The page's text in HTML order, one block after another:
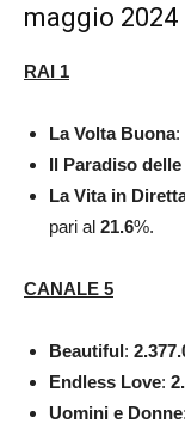
maggio 2024
RAI 1
La Volta Buona:
Il Paradiso
La Vita in
pari al 21.6%.
CANALE 5
Beautiful:
Endless Love:
Uomini e